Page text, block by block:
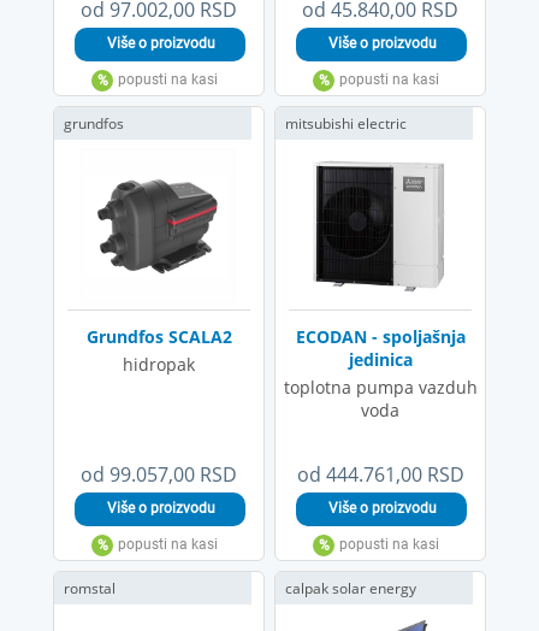
od 97.002,00 RSD od 45.840,00 RSD
od 99.057,00 RSD
Grundfos SCALA2
hidropak
grundfos
od 444.761,00 RSD
ECODAN - spoljašnja
jedinica
toplotna pumpa vazduh
voda
mitsubishi electric
romstal calpak solar energy